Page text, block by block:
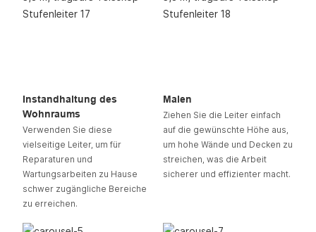
Instandhaltung des
Wohnraums
Verwenden Sie diese
vielseitige Leiter, um für
Reparaturen und
Wartungsarbeiten zu Hause
schwer zugängliche Bereiche
zu erreichen.
Malen
Ziehen Sie die Leiter einfach
auf die gewünschte Höhe aus,
um hohe Wände und Decken zu
streichen, was die Arbeit
sicherer und effizienter macht.